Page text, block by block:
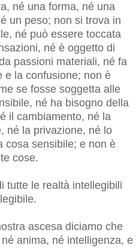
né una forma, né una
un peso; non si trova in
né può essere toccata
né è oggetto di
passioni materiali, né fa
e la confusione; non è
se fosse soggetta alle
né ha bisogno della
il cambiamento, né la
né la privazione, né lo
cosa sensibile; e non è
cose.
tutte le realtà intellegibili
ascesa diciamo che
anima, né intelligenza, e